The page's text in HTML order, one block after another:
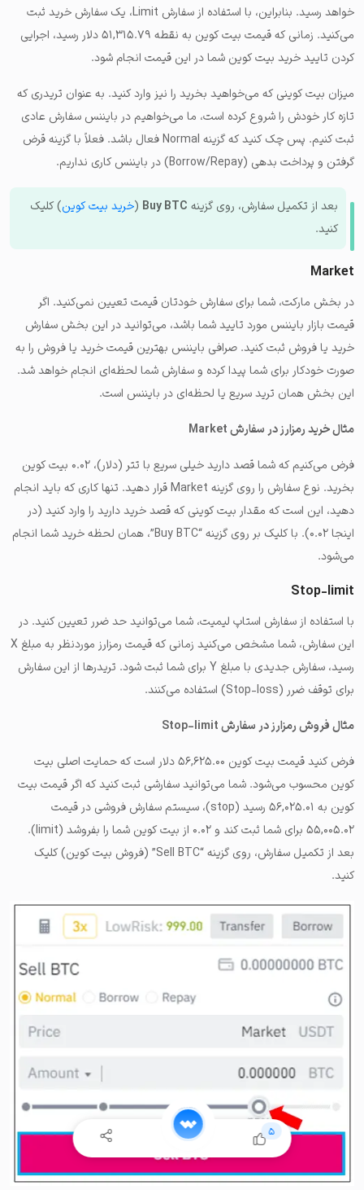
خواهد رسید. بنابراین، با استفاده از سفارش Limit، یک سفارش خرید ثبت
می‌کنید. زمانی که قیمت بیت کوین به نقطه ۵۱,۳۱۵.۷۹ دلار رسید، اجرایی
کردن تایید خرید بیت کوین شما در این قیمت انجام شود.
میزان بیت کوینی که می‌خواهید بخرید را نیز وارد کنید. به عنوان تریدری که
تازه کار خودش را شروع کرده است، ما می‌خواهیم در بایننس سفارش عادی
ثبت کنیم. پس چک کنید که گزینه Normal فعال باشد. فعلاً با گزینه قرض
گرفتن و پرداخت بدهی (Borrow/Repay) در بایننس کاری نداریم.
بعد از تکمیل سفارش، روی گزینه Buy BTC
(خرید بیت کوین) کلیک
کنید.
Market
در بخش مارکت، شما برای سفارش خودتان قیمت تعیین نمی‌کنید. اگر
قیمت بازار بایننس مورد تایید شما باشد، می‌توانید در این بخش سفارش
خرید یا فروش ثبت کنید. صرافی بایننس بهترین قیمت خرید یا فروش را به
صورت خودکار برای شما پیدا کرده و سفارش شما لحظه‌ای انجام خواهد شد.
این بخش همان ترید سریع یا لحظه‌ای در بایننس است.
مثال خرید رمزارز در سفارش Market
فرض می‌کنیم که شما قصد دارید خیلی سریع با تتر (دلار)، ۰.۰۲ بیت کوین
بخرید. نوع سفارش را روی گزینه Market قرار دهید. تنها کاری که باید انجام
دهید، این است که مقدار بیت کوینی که قصد خرید دارید را وارد کنید (در
اینجا ۰.۰۲). با کلیک بر روی گزینه “Buy BTC”، همان لحظه خرید شما انجام
می‌شود.
Stop-limit
با استفاده از سفارش استاپ لیمیت، شما می‌توانید حد ضرر تعیین کنید. در
این سفارش، شما مشخص می‌کنید زمانی که قیمت رمزارز موردنظر به مبلغ X
رسید، سفارش جدیدی با مبلغ Y برای شما ثبت شود. تریدرها از این سفارش
برای توقف ضرر (Stop-loss) استفاده می‌کنند.
مثال فروش رمزارز در سفارش Stop-limit
فرض کنید قیمت بیت کوین ۵۶,۶۲۵.۰۰ دلار است که حمایت اصلی بیت
کوین محسوب می‌شود. شما می‌توانید سفارشی ثبت کنید که اگر قیمت بیت
کوین به ۵۶,۰۲۵.۰۱ رسید (stop)، سیستم سفارش فروشی در قیمت
۵۵,۰۰۵.۰۲ برای شما ثبت کند و ۰.۰۲ از بیت کوین شما را بفروشد (limit).
بعد از تکمیل سفارش، روی گزینه “Sell BTC” (فروش بیت کوین) کلیک
کنید.
5